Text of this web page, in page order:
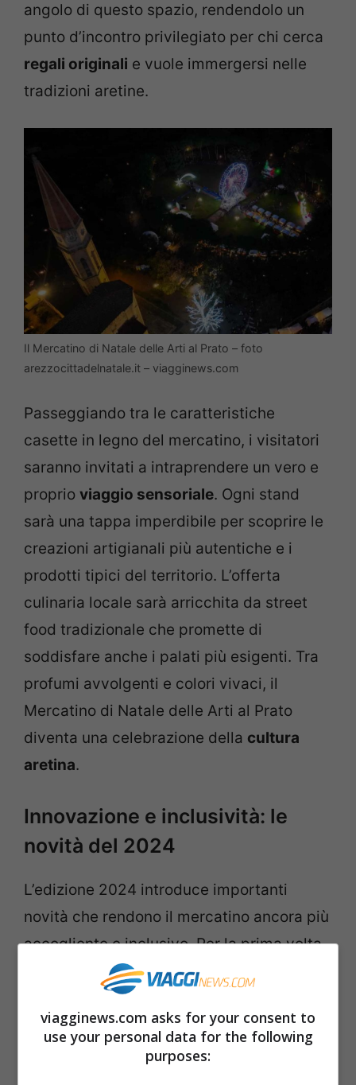
angolo di questo spazio, rendendolo un
punto d’incontro privilegiato per chi cerca
regali originali e vuole immergersi nelle
tradizioni aretine.
Il Mercatino di Natale delle Arti al Prato – foto
arezzocittadelnatale.it – viagginews.com
Passeggiando tra le caratteristiche
casette in legno del mercatino, i visitatori
saranno invitati a intraprendere un vero e
proprio viaggio sensoriale. Ogni stand
sarà una tappa imperdibile per scoprire le
creazioni artigianali più autentiche e i
prodotti tipici del territorio. L’offerta
culinaria locale sarà arricchita da street
food tradizionale che promette di
soddisfare anche i palati più esigenti. Tra
profumi avvolgenti e colori vivaci, il
Mercatino di Natale delle Arti al Prato
diventa una celebrazione della cultura
aretina.
Innovazione e inclusività: le
novità del 2024
L’edizione 2024 introduce importanti
novità che rendono il mercatino ancora più
accogliente e inclusivo. Per la prima volta
verrà allestita la “Casina Vegan
esclusivamente ai prodotti vegani per
offrire una scelta sostenibile durante le
festività natalizie. Inoltre, viene
viagginews.com asks for your consent to
use your personal data for the following
purposes: